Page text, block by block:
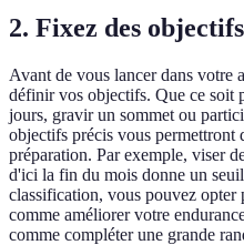
2. Fixez des
Avant de vous lancer dans votre
définir vos objectifs. Que ce soit
jours, gravir un sommet ou
objectifs précis vous permettront
préparation. Par exemple, viser
d'ici la fin du mois donne un
classification, vous pouvez opter
comme améliorer votre
comme compléter une grande